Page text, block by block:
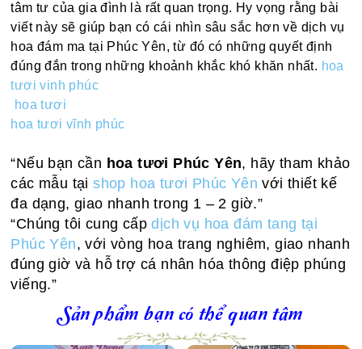
tâm tư của gia đình là rất quan trọng. Hy vọng rằng bài
viết này sẽ giúp bạn có cái nhìn sâu sắc hơn về dịch vụ
hoa đám ma tại Phúc Yên, từ đó có những quyết định
đúng đắn trong những khoảnh khắc khó khăn nhất. hoa
tươi vinh phúc
hoa tươi
hoa tươi vĩnh phúc
“Nếu bạn cần hoa tươi Phúc Yên, hãy tham khảo
các mẫu tạishop hoa tươi Phúc Yên với thiết kế
đa dạng, giao nhanh trong 1 – 2 giờ.”
“Chúng tôi cung cấpdịch vụ hoa đám tang tại
Phúc Yên, với vòng hoa trang nghiêm, giao nhanh
đúng giờ và hỗ trợ cá nhân hóa thông điệp phúng
viếng.”
Sản phẩm bạn có thể quan tâm